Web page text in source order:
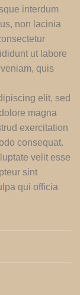
interdum
non lacinia
ut labore
quis
elit, sed
magna
exercitation
consequat.
velit esse
sint
qui officia